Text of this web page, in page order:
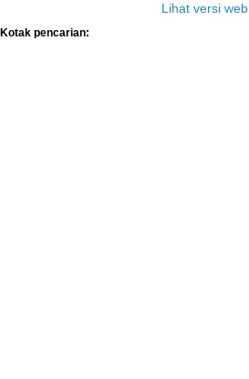
Lihat versi web
Kotak pencarian: